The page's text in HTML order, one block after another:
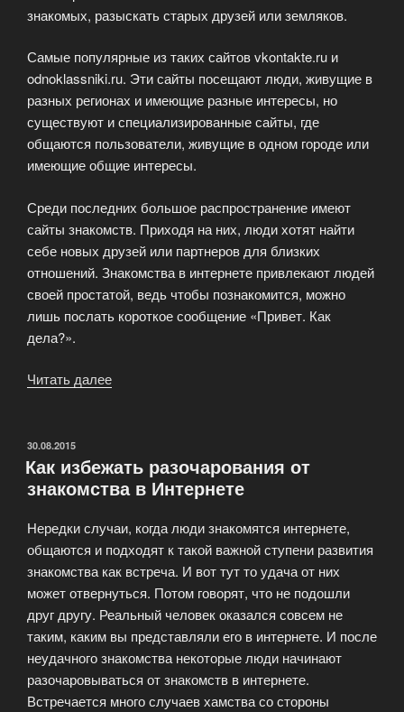
знакомых, разыскать старых друзей или земляков.
Самые популярные из таких сайтов vkontakte.ru и
odnoklassniki.ru. Эти сайты посещают люди, живущие в
разных регионах и имеющие разные интересы, но
существуют и специализированные сайты, где
общаются пользователи, живущие в одном городе или
имеющие общие интересы.
Среди последних большое распространение имеют
сайты знакомств. Приходя на них, люди хотят найти
себе новых друзей или партнеров для близких
отношений. Знакомства в интернете привлекают людей
своей простатой, ведь чтобы познакомится, можно
лишь послать короткое сообщение «Привет. Как
дела?».
Читать далее
ОПУБЛИКОВАНО
30.08.2015
Как избежать разочарования от
знакомства в Интернете
Нередки случаи, когда люди знакомятся интернете,
общаются и подходят к такой важной ступени развития
знакомства как встреча. И вот тут то удача от них
может отвернуться. Потом говорят, что не подошли
друг другу. Реальный человек оказался совсем не
таким, каким вы представляли его в интернете. И после
неудачного знакомства некоторые люди начинают
разочаровываться от знакомств в интернете.
Встречается много случаев хамства со стороны